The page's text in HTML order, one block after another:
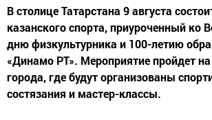
В столице Татарстана 9 августа
казанского спорта, приуроченный ко
дню физкультурника и 100-летию
«Динамо РТ». Мероприятие пройдет
города, где будут организованы
состязания и мастер-классы.